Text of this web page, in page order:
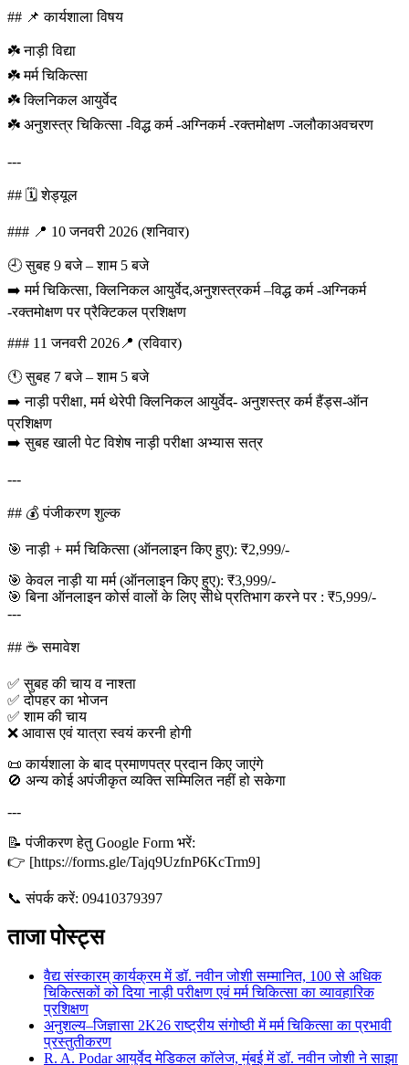
## 📌 कार्यशाला विषय
☘️ नाड़ी विद्या
☘️ मर्म चिकित्सा
☘️ क्लिनिकल आयुर्वेद
☘️ अनुशस्त्र चिकित्सा -विद्ध कर्म -अग्निकर्म -रक्तमोक्षण -जलौकाअवचरण
---
## 🗓️ शेड्यूल
### 📍 10 जनवरी 2026 (शनिवार)
🕘 सुबह 9 बजे – शाम 5 बजे
➡️ मर्म चिकित्सा, क्लिनिकल आयुर्वेद,अनुशस्त्रकर्म –विद्ध कर्म -अग्निकर्म
-रक्तमोक्षण पर प्रैक्टिकल प्रशिक्षण
### 11 जनवरी 2026📍 (रविवार)
🕚 सुबह 7 बजे – शाम 5 बजे
➡️ नाड़ी परीक्षा, मर्म थेरेपी क्लिनिकल आयुर्वेद- अनुशस्त्र कर्म हैंड्स-ऑन
प्रशिक्षण
➡️ सुबह खाली पेट विशेष नाड़ी परीक्षा अभ्यास सत्र
---
## 💰 पंजीकरण शुल्क
🎯 नाड़ी + मर्म चिकित्सा (ऑनलाइन किए हुए): ₹2,999/-
🎯 केवल नाड़ी या मर्म (ऑनलाइन किए हुए): ₹3,999/-
🎯 बिना ऑनलाइन कोर्स वालों के लिए सीधे प्रतिभाग करने पर : ₹5,999/-
---
## ☕ समावेश
✅ सुबह की चाय व नाश्ता
✅ दोपहर का भोजन
✅ शाम की चाय
❌ आवास एवं यात्रा स्वयं करनी होगी
📜 कार्यशाला के बाद प्रमाणपत्र प्रदान किए जाएंगे
🚫 अन्य कोई अपंजीकृत व्यक्ति सम्मिलित नहीं हो सकेगा
---
📝 पंजीकरण हेतु Google Form भरें:
👉 [https://forms.gle/Tajq9UzfnP6KcTrm9]
📞 संपर्क करें: 09410379397
ताजा पोस्ट्स
वैद्य संस्कारम् कार्यक्रम में डॉ. नवीन जोशी सम्मानित, 100 से अधिक
चिकित्सकों को दिया नाड़ी परीक्षण एवं मर्म चिकित्सा का व्यावहारिक
प्रशिक्षण
अनुशल्य–जिज्ञासा 2K26 राष्ट्रीय संगोष्ठी में मर्म चिकित्सा का प्रभावी
प्रस्तुतीकरण
R. A. Podar आयुर्वेद मेडिकल कॉलेज, मुंबई में डॉ. नवीन जोशी ने साझा